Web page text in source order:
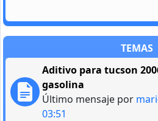
TEMAS
Aditivo para tucson
gasolina
Último mensaje por
03:51